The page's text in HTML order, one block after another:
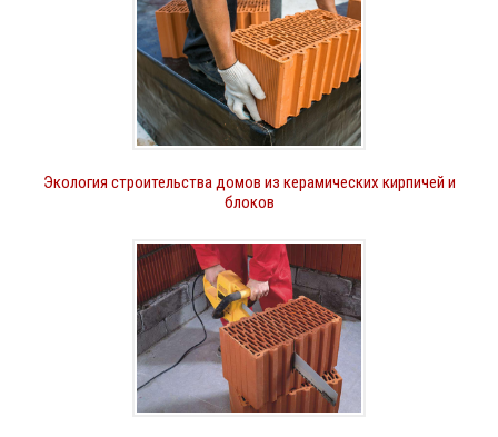
Экология строительства домов из керамических кирпичей и
блоков